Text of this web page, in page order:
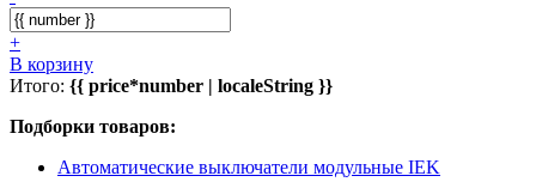
+
В корзину
Итого: {{ price*number | localeString }}
Подборки товаров:
Автоматические выключатели модульные IEK